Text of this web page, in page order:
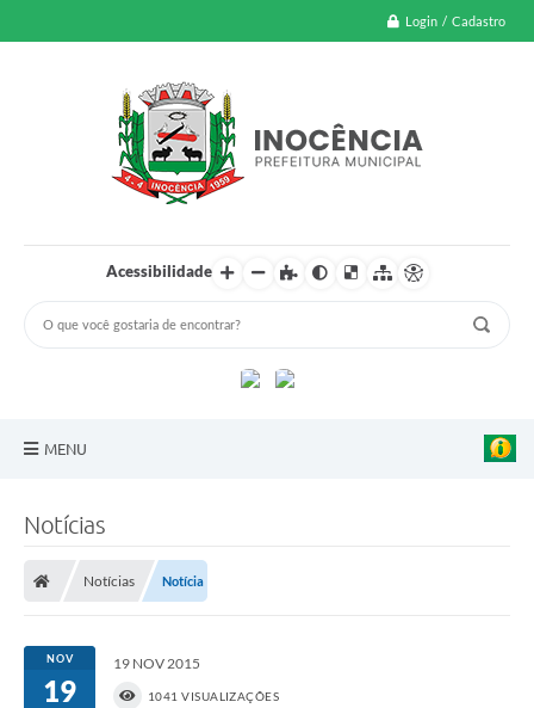
Login / Cadastro
Acessibilidade
MENU
Transparência Pública
Notícias
Legislação
Notícias
Notícias Notícia
NOV
19
19 NOV 2015
1041 VISUALIZAÇÕES